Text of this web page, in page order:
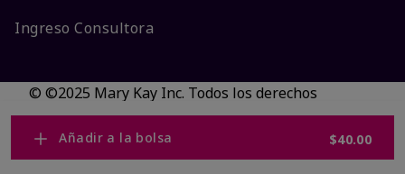
Añadir a la bolsa $40.00
Ingreso Consultora
© ©2025 Mary Kay Inc. Todos los derechos
reservados.
No vender/Preferencias de cookies